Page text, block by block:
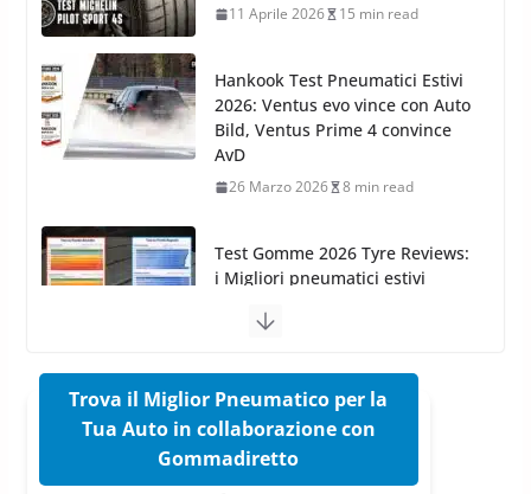
Bild, Ventus Prime 4 convince
Test Gomme 2026 Tyre Reviews:
i Migliori pneumatici estivi
sportivi a confronto
Pirelli Cinturato 2026: due
confermano il salto tecnico del
Pirelli P Zero Trofeo RS: per
Tyre Reviews è la gomma semi-
Trova il Miglior Pneumatico per la
Tua Auto in collaborazione con
Gommadiretto